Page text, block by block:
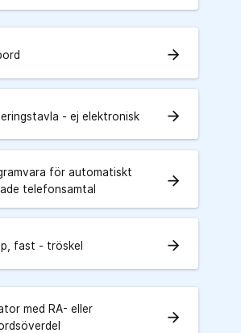
arrow_forward
- ej elektronisk arrow_forward
för automatiskt
telefonsamtal
arrow_forward
fast - tröskel arrow_forward
med RA- eller
arrow_forward